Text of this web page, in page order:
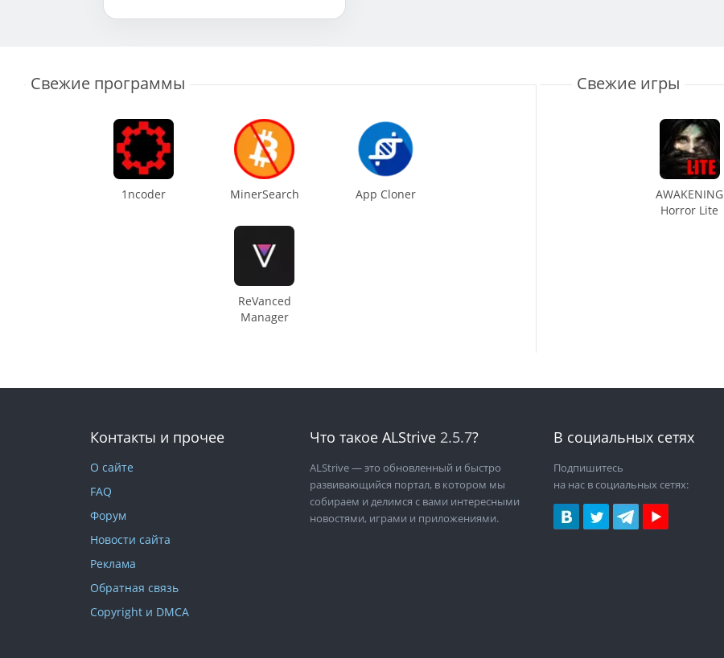
Свежие программы
1ncoder MinerSearch App Cloner
ReVanced
Manager
Свежие игры
AWAKENING
Horror Lite
Контакты и прочее
О сайте
FAQ
Форум
Новости сайта
Реклама
Обратная связь
Copyright и DMCA
Что такое ALStrive 2.5.7?
ALStrive— это обновленный и быстро
развивающийся портал, в котором мы
собираем и делимся с вами интересными
новостями, играми и приложениями.
В социальных сетях
Подпишитесь
на нас в социальных сетях: